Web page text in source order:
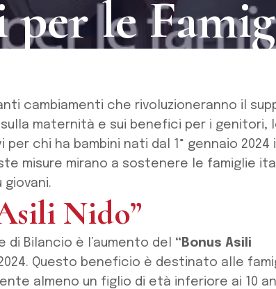
per le
cambiamenti che rivoluzioneranno il
maternità e sui benefici per i genitori,
chi ha bambini nati dal 1° gennaio 2024
misure mirano a sostenere le famiglie
Nido”
Bilancio è l’aumento del “Bonus Asili
Questo beneficio è destinato alle
almeno un figlio di età inferiore ai 10